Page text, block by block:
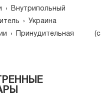
›
Внутрипольный
›
Украина
›
Принудительная (с